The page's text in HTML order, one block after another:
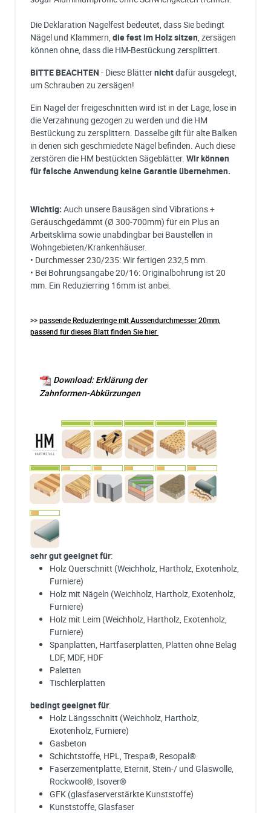
Die Deklaration Nagelfest bedeutet, dass Sie bedingt
Nägel und Klammern, die fest im Holz sitzen, zersägen
können ohne, dass die HM-Bestückung zersplittert.
BITTE BEACHTEN - Diese Blätternichtdafür ausgelegt,
um Schrauben zu zersägen!
Ein Nagel der freigeschnitten wird ist in der Lage, lose in
die Verzahnung gezogen zu werden und die HM
Bestückung zu zersplittern. Dasselbe gilt für alte Balken
in denen sich geschmiedete Nägel befinden. Auch diese
zerstören die HM bestückten Sägeblätter. Wir können
für falsche Anwendung keine Garantie übernehmen.
Wichtig: Auch unsere Bausägen sind Vibrations +
Geräuschgedämmt (Ø 300-700mm) für ein Plus an
Arbeitsklima sowie unabdingbar bei Baustellen in
Wohngebieten/Krankenhäuser.
• Durchmesser 230/235: Wir fertigen 232,5 mm.
• Bei Bohrungsangabe 20/16: Originalbohrung ist 20
mm. Ein Reduzierring 16mm ist anbei.
>>passende Reduzierringe mit Aussendurchmesser 20mm,
passend für dieses Blatt finden Sie hier
Download: Erklärung der
Zahnformen-Abkürzungen
sehr gut geeignet für:
Holz Querschnitt (Weichholz, Hartholz, Exotenholz,
Furniere)
Holz mit Nägeln (Weichholz, Hartholz, Exotenholz,
Furniere)
Holz mit Leim (Weichholz, Hartholz, Exotenholz,
Furniere)
Spanplatten, Hartfaserplatten, Platten ohne Belag
LDF, MDF, HDF
Paletten
Tischlerplatten
bedingt geeignet für:
Holz Längsschnitt (Weichholz, Hartholz,
Exotenholz, Furniere)
Gasbeton
Schichtstoffe, HPL, Trespa®, Resopal®
Faserzementplatte, Eternit, Stein-/ und Glaswolle,
Rockwool®, Isover®
GFK (glasfaserverstärkte Kunststoffe)
Kunststoffe, Glasfaser